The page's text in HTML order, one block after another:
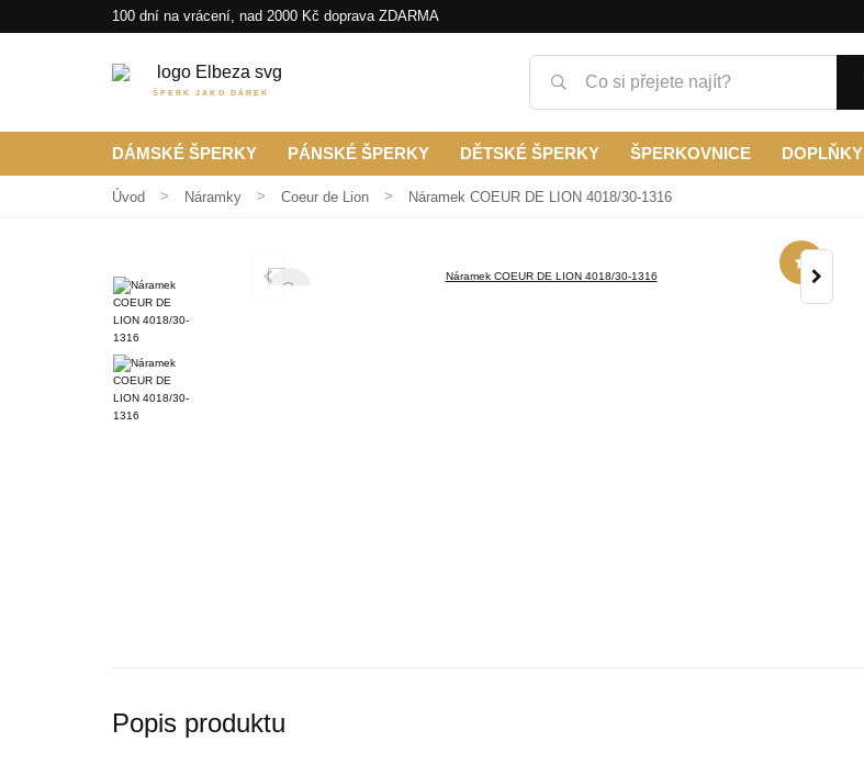
100 dní na vrácení, nad 2000 Kč doprava ZDARMA
ŠPERK JAKO DÁREK
DÁMSKÉ ŠPERKY PÁNSKÉ ŠPERKY DĚTSKÉ ŠPERKY ŠPERKOVNICE DOPLŇKY
Úvod Náramky Coeur de Lion Náramek COEUR DE LION 4018/30-1316
Popis produktu